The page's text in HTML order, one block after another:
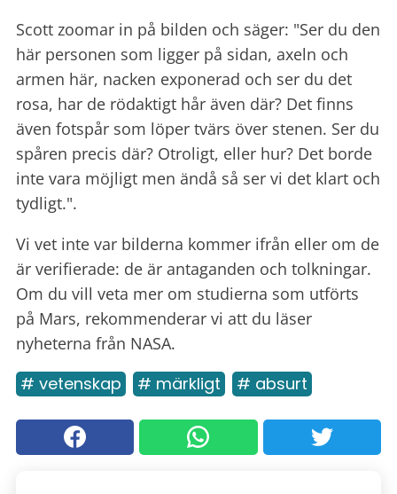
Scott zoomar in på bilden och säger: "Ser du den
här personen som ligger på sidan, axeln och
armen här, nacken exponerad och ser du det
rosa, har de rödaktigt hår även där? Det finns
även fotspår som löper tvärs över stenen. Ser du
spåren precis där? Otroligt, eller hur? Det borde
inte vara möjligt men ändå så ser vi det klart och
tydligt.".
Vi vet inte var bilderna kommer ifrån eller om de
är verifierade: de är antaganden och tolkningar.
Om du vill veta mer om studierna som utförts
på Mars, rekommenderar vi att du läser
nyheterna från NASA.
# vetenskap # märkligt # absurt